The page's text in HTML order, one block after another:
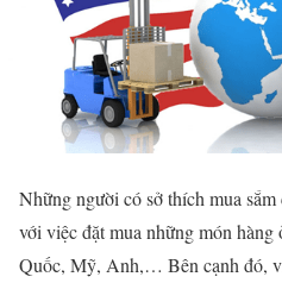
Những người có sở thích mua
với việc đặt mua những món
Quốc, Mỹ, Anh,… Bên cạnh đó,